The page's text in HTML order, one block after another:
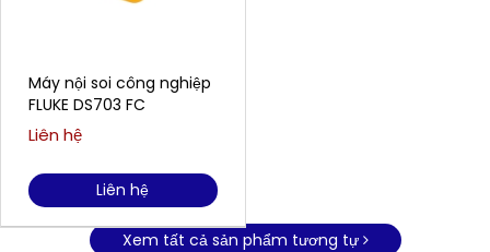
Máy nội soi công nghiệp
FLUKE DS703 FC
Liên hệ
Liên hệ
Xem tất cả sản phẩm tương tự